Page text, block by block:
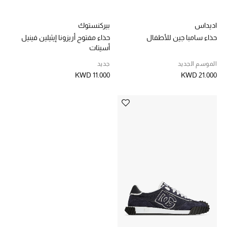
صُممت للرجال
تسوقوا للرجال
الأطفال
عودة صغاركم للمدارس
الهدايا
اديداس
حذاء سامبا جين للأطفال
الموسم الجديد
KWD 21.000
بيركنستوك
حذاء مفتوح أريزونا إيثيلين فينيل
أسيتات
جديد
KWD 11.000